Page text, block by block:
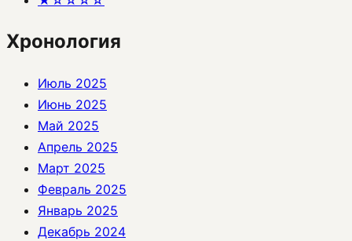
Хронология
Июль 2025
Июнь 2025
Май 2025
Апрель 2025
Март 2025
Февраль 2025
Январь 2025
Декабрь 2024